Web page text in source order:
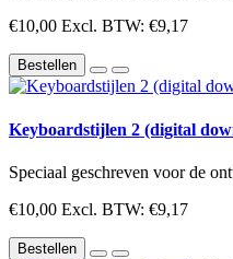
€10,00 Excl. BTW: €9,17
Bestellen
Keyboardstijlen 2 (digital
Speciaal geschreven voor de
€10,00 Excl. BTW: €9,17
Bestellen